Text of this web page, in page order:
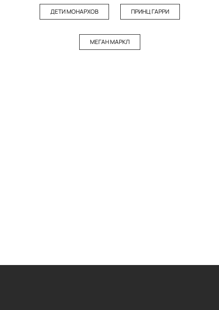
ДЕТИ МОНАРХОВ ПРИНЦ ГАРРИ
МЕГАН МАРКЛ